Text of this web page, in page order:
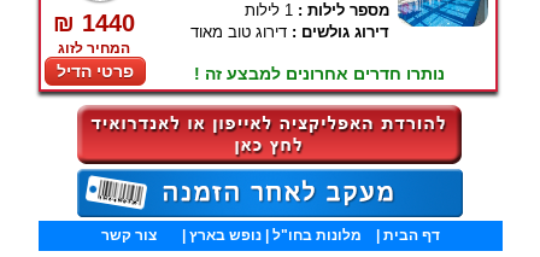
₪ 1440
המחיר לזוג
פרטי הדיל
מספר לילות : 1 לילות
דירוג גולשים : דירוג טוב מאוד
נותרו חדרים אחרונים למבצע זה !
דף הבית מלונות בחו"ל | נופש בארץ |צור קשר